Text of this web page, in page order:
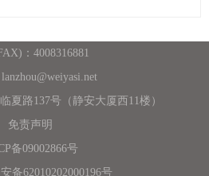
：4008316881
夏路137号（静安大厦西11楼）
免责声明
备09002866号
备62010202000196号